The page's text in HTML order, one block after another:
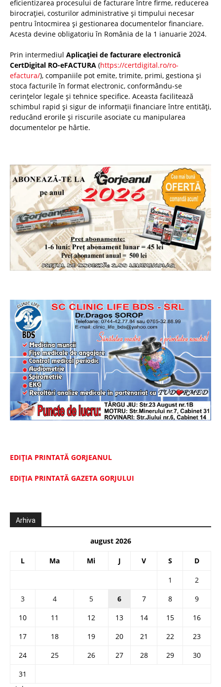
eficientizarea procesului de facturare între firme, reducerea
birocrației, costurilor administrative și timpului necesar
pentru întocmirea și gestionarea documentelor financiare.
Acesta devine obligatoriu în România de la 1 ianuarie 2024.
Prin intermediul Aplicației de facturare electronică
CertDigital RO-eFACTURA (https://certdigital.ro/ro-
efactura/), companiile pot emite, trimite, primi, gestiona și
stoca facturile în format electronic, conformându-se
cerințelor legale și tehnice specifice. Aceasta facilitează
schimbul rapid și sigur de informații financiare între entități,
reducând erorile și riscurile asociate cu manipularea
documentelor pe hârtie.
EDIȚIA PRINTATĂ GORJEANUL
EDIŢIA PRINTATĂ GAZETA GORJULUI
Arhiva
august 2026
L Ma Mi J V S D
1
2
3
4 5 6 7 8
9
10
11 12 13 14 15
16
17
18 19 20 21 22
23
24
25 26 27 28 29
30
31